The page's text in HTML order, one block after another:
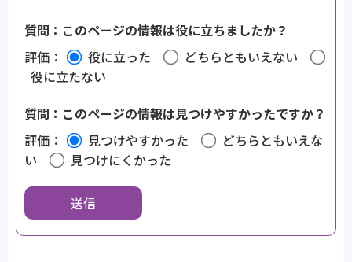
質問：このページの情報は役に立ちましたか？
評価：
役に立った
どちらともいえない
役に立たない
質問：このページの情報は見つけやすかったですか？
評価：
見つけやすかった
どちらともいえな
い
見つけにくかった